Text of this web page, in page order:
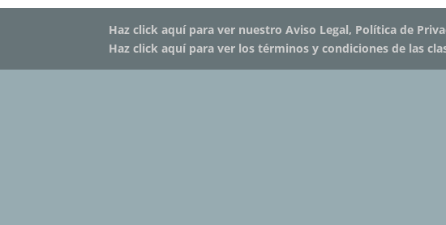
Haz click aquí para ver nuestro Aviso Legal, Política de
Haz click aquí para ver los términos y condiciones de las